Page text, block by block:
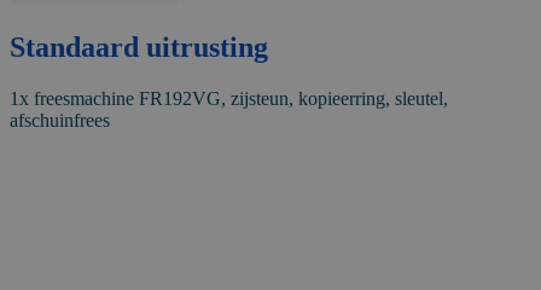
Standaard uitrusting
1x freesmachine FR192VG, zijsteun, kopieerring, sleutel,
afschuinfrees